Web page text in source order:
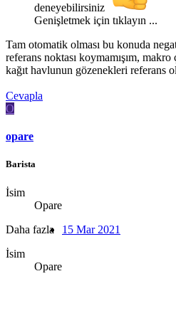
deneyebilirsiniz
Genişletmek için tıklayın ...
Tam otomatik olması bu konuda
referans noktası koymamışım,
kağıt havlunun gözenekleri referans
Cevapla
O
opare
Barista
İsim
Opare
Daha fazla
İsim
Opare
15 Mar 2021